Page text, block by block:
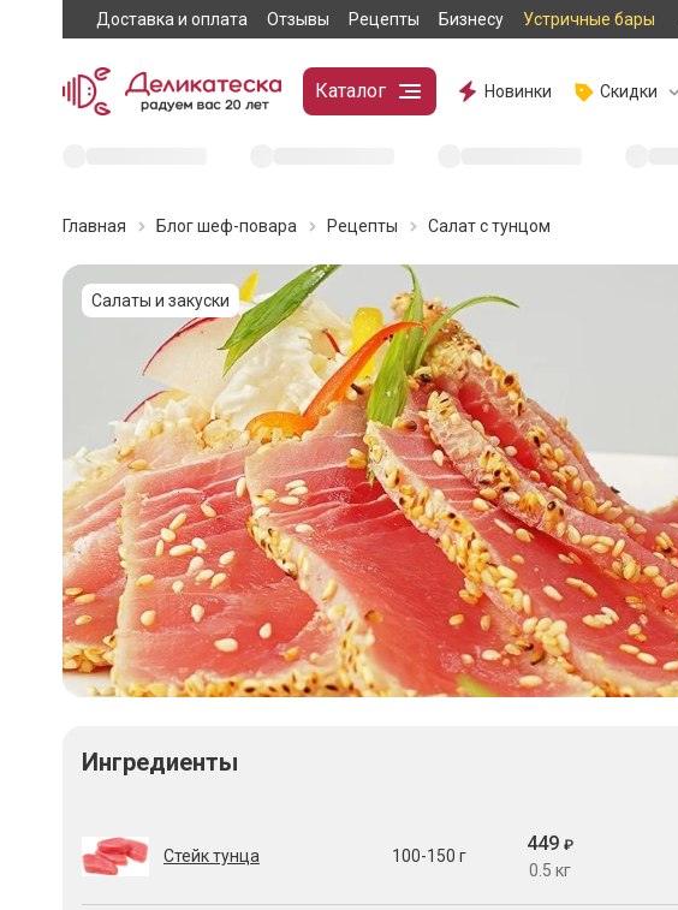
Доставка и оплата Отзывы Рецепты Бизнесу Устричные бары
Каталог Новинки Скидки
Главная Блог шеф-повара Рецепты Салат с тунцом
Салаты и закуски
Ингредиенты
Стейк тунца 100-150 г
449 ₽
0.5 кг